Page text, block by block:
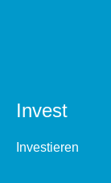
Invest
Investieren